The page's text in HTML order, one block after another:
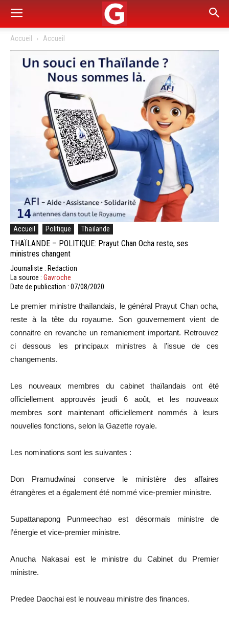
Accueil Accueil
Accueil Politique Thaïlande
THAÏLANDE – POLITIQUE: Prayut Chan Ocha reste, ses
ministres changent
Journaliste : Redaction
La source : Gavroche
Date de publication : 07/08/2020
Le premier ministre thaïlandais, le général Prayut Chan ocha,
reste à la tête du royaume. Son gouvernement vient de
connaitre en revanche un remaniement important. Retrouvez
ci dessous les principaux ministres à l’issue de ces
changements.
Les nouveaux membres du cabinet thaïlandais ont été
officiellement approuvés jeudi 6 août, et les nouveaux
membres sont maintenant officiellement nommés à leurs
nouvelles fonctions, selon la Gazette royale.
Les nominations sont les suivantes :
Don Pramudwinai conserve le ministère des affaires
étrangères et a également été nommé vice-premier ministre.
Supattanapong Punmeechao est désormais ministre de
l’énergie et vice-premier ministre.
Anucha Nakasai est le ministre du Cabinet du Premier
ministre.
Predee Daochai est le nouveau ministre des finances.